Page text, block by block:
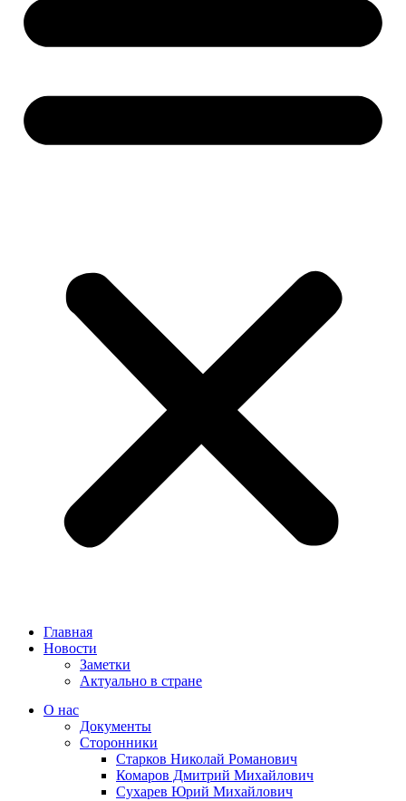
Главная
Новости
Заметки
Актуально в стране
О нас
Документы
Сторонники
Старков Николай Романович
Комаров Дмитрий Михайлович
Сухарев Юрий Михайлович